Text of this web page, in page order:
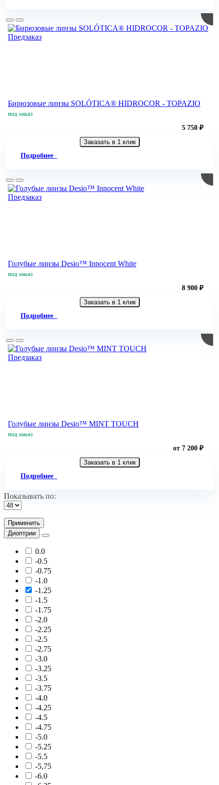
Предзаказ
Бирюзовые линзы SOLÓTICA® HIDROCOR - TOPAZIO
под заказ
5 750 ₽
Заказать в 1 клик
Подробнее
Предзаказ
Голубые линзы Desio™ Innocent White
под заказ
8 900 ₽
Заказать в 1 клик
Подробнее
Предзаказ
Голубые линзы Desio™ MINT TOUCH
под заказ
от 7 200 ₽
Заказать в 1 клик
Подробнее
Показывать по:
Применить
Диоптрии
0.0
-0.5
-0.75
-1.0
-1.25
-1.5
-1.75
-2.0
-2.25
-2.5
-2.75
-3.0
-3.25
-3.5
-3.75
-4.0
-4.25
-4.5
-4.75
-5.0
-5.25
-5.5
-5,75
-6.0